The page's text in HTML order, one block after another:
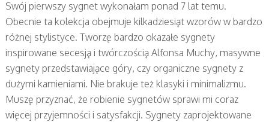
Swój pierwszy sygnet wykonałam ponad 7 lat temu.
Obecnie ta kolekcja obejmuje kilkadziesiąt wzorów w bardzo
różnej stylistyce. Tworzę bardzo okazałe sygnety
inspirowane secesją i twórczością Alfonsa Muchy, masywne
sygnety przedstawiające góry, czy organiczne sygnety z
dużymi kamieniami. Nie brakuje też klasyki i minimalizmu.
Muszę przyznać, że robienie sygnetów sprawi mi coraz
więcej przyjemności i satysfakcji. Sygnety zaprojektowane